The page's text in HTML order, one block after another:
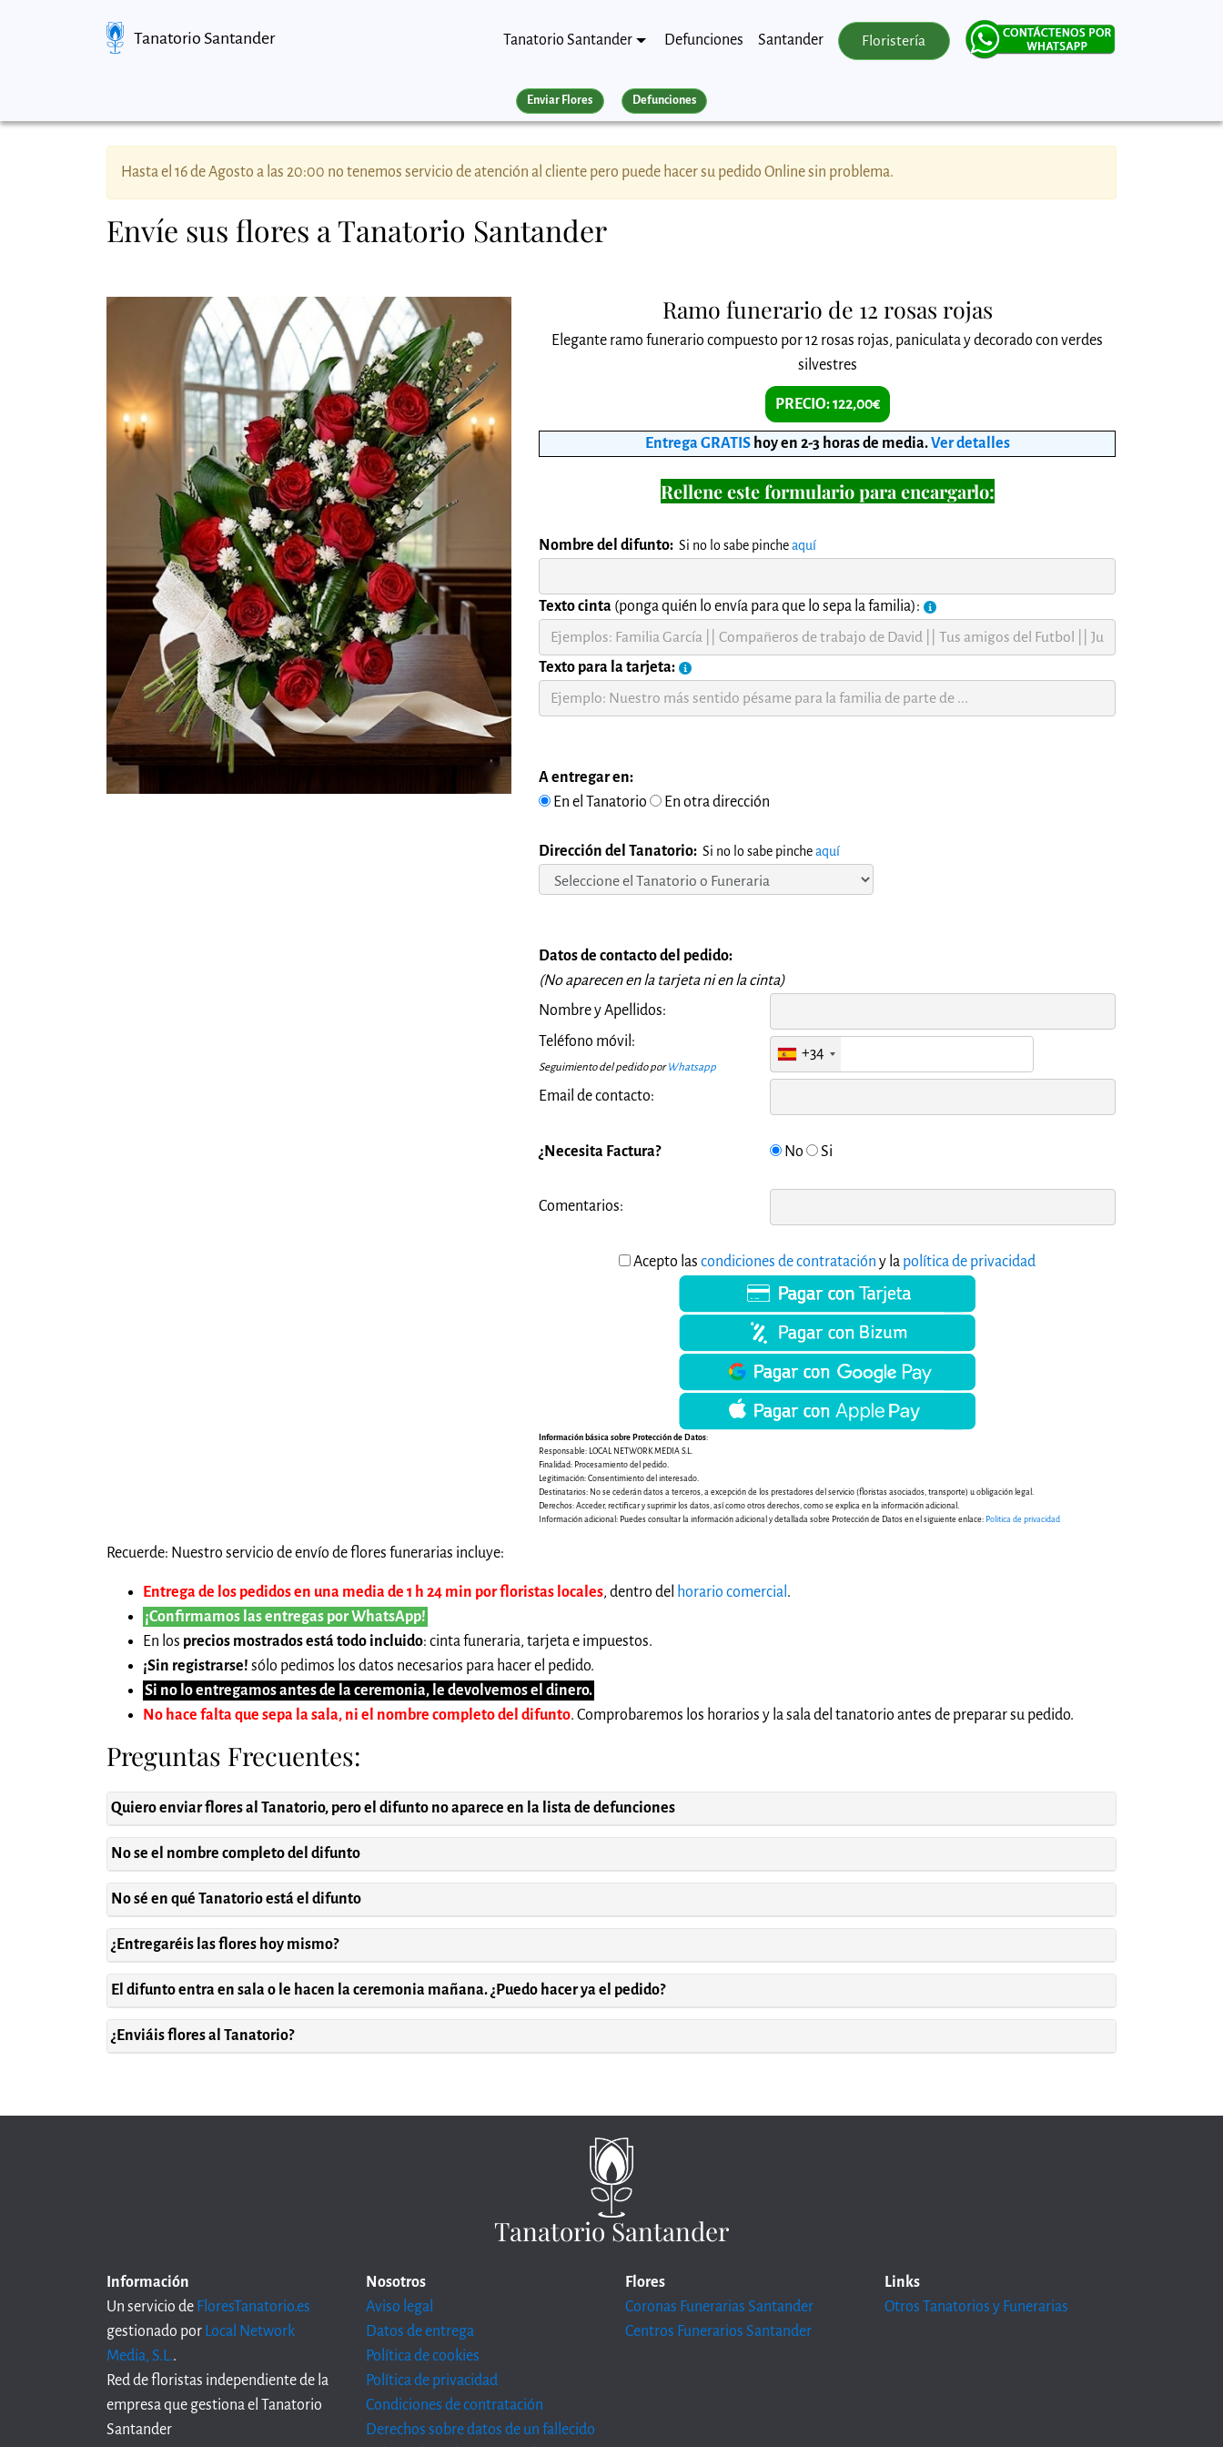
Tanatorio Santander Tanatorio Santander Defunciones Santander Floristería
Enviar Flores Defunciones
Hasta el 16 de Agosto a las 20:00 no tenemos servicio de atención al cliente pero puede hacer su pedido Online sin problema.
Envíe sus flores a Tanatorio Santander
Ramo funerario de 12 rosas rojas
Elegante ramo funerario compuesto por 12 rosas rojas, paniculata y decorado con verdes
silvestres
PRECIO: 122,00€
Entrega GRATIS hoy en 2-3 horas de media.Ver detalles
Rellene este formulario para encargarlo:
Nombre del difunto: Si no lo sabe pincheaquí
Texto cinta (ponga quién lo envía para que lo sepa la familia):
Texto para la tarjeta:
A entregar en:
En el Tanatorio
En otra dirección
Dirección del Tanatorio: Si no lo sabe pincheaquí
Datos de contacto del pedido:
(No aparecen en la tarjeta ni en la cinta)
Nombre y Apellidos:
Teléfono móvil:
Seguimiento del pedido porWhatsapp
+34
Email de contacto:
¿Necesita Factura? No Si
Comentarios:
Acepto las condiciones de contratación y la política de privacidad
Información básica sobre Protección de Datos:
Responsable: LOCAL NETWORK MEDIA S.L.
Finalidad: Procesamiento del pedido.
Legitimación: Consentimiento del interesado.
Destinatarios: No se cederán datos a terceros, a excepción de los prestadores del servicio (floristas asociados, transporte) u obligación legal.
Derechos: Acceder, rectificar y suprimir los datos, así como otros derechos, como se explica en la información adicional.
Información adicional: Puedes consultar la información adicional y detallada sobre Protección de Datos en el siguiente enlace: Politica de privacidad
Recuerde: Nuestro servicio de envío de flores funerarias incluye:
Entrega de los pedidos en una media de 1 h 24 min por floristas locales, dentro del horario comercial .
¡Confirmamos las entregas por WhatsApp!
En los precios mostrados está todo incluido: cinta funeraria, tarjeta e impuestos.
¡Sin registrarse! sólo pedimos los datos necesarios para hacer el pedido.
Si no lo entregamos antes de la ceremonia, le devolvemos el dinero.
No hace falta que sepa la sala, ni el nombre completo del difunto. Comprobaremos los horarios y la sala del tanatorio antes de preparar su pedido.
Preguntas Frecuentes:
Quiero enviar flores al Tanatorio, pero el difunto no aparece en la lista de defunciones
No se el nombre completo del difunto
No sé en qué Tanatorio está el difunto
¿Entregaréis las flores hoy mismo?
El difunto entra en sala o le hacen la ceremonia mañana. ¿Puedo hacer ya el pedido?
¿Enviáis flores al Tanatorio?
Tanatorio Santander
Información
Un servicio de FloresTanatorio.es
gestionado por Local Network
Media, S.L..
Red de floristas independiente de la
empresa que gestiona el Tanatorio
Santander
Nosotros
Aviso legal
Datos de entrega
Política de cookies
Política de privacidad
Condiciones de contratación
Derechos sobre datos de un fallecido
Flores
Coronas Funerarias Santander
Centros Funerarios Santander
Links
Otros Tanatorios y Funerarias